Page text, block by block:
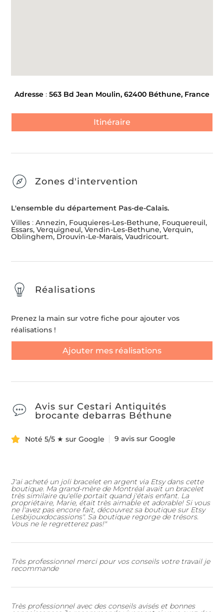
Adresse : 563 Bd Jean Moulin, 62400 Béthune, France
Itinéraire
Zones d'intervention
L'ensemble du département Pas-de-Calais.
Villes :Annezin, Fouquieres-Les-Bethune, Fouquereuil,
Essars, Verquigneul, Vendin-Les-Bethune, Verquin,
Oblinghem, Drouvin-Le-Marais, Vaudricourt.
Réalisations
Prenez la main sur votre fiche pour ajouter vos
réalisations !
Ajouter mes réalisations
Avis sur Cestari Antiquités
brocante debarras Béthune
Noté 5/5 ★ sur Google 9 avis sur Google
J'ai acheté un joli bracelet en argent via Etsy dans cette
boutique. Ma grand-mère de Montréal avait un bracelet
très similaire qu'elle portait quand j'étais enfant. La
propriétaire, Marie, était très aimable et adorable! Si vous
ne l'avez pas encore fait, découvrez sa boutique sur Etsy
Lesbijouxdocassions". Sa boutique regorge de trésors.
Vous ne le regretterez pas!"
Très professionnel merci pour vos conseils votre travail je
recommande
Très professionnel avec des conseils avisés et bonnes